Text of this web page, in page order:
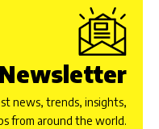
news, trends, insights,
from around the world.